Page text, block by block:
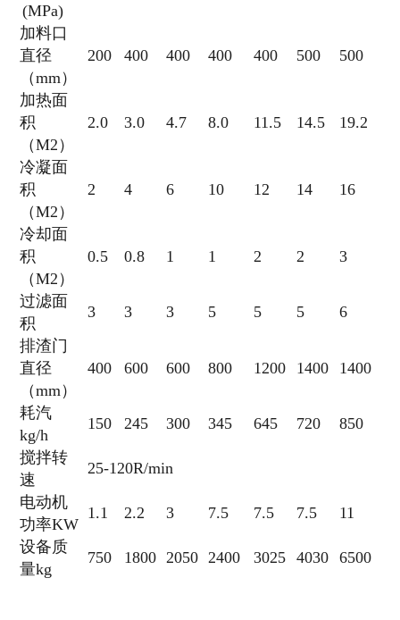
(MPa)
加料口
直径
（mm）
200 400 400 400 400 500 500
加热面
积
（M2）
2.0 3.0 4.7 8.0 11.5 14.5 19.2
冷凝面
积
（M2）
2 4 6 10 12 14 16
冷却面
积
（M2）
0.5 0.8 1 1 2 2 3
过滤面
积
3 3 3 5 5 5
6
排渣门
直径
（mm）
400 600 600 800 1200 1400 1400
耗汽
kg/h
150 245 300 345 645 720
850
搅拌转
速
25-120R/min
电动机
功率KW
1.1 2.2 3 7.5 7.5 7.5
11
设备质
量kg
750 1800 2050 2400 3025 4030 6500